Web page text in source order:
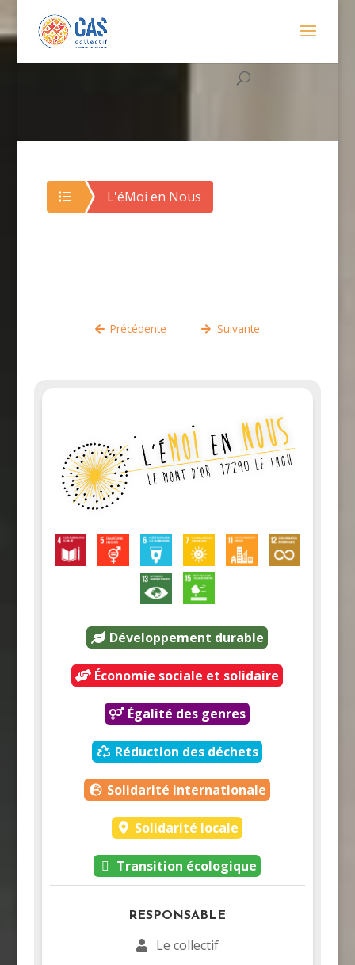
L'éMoi en Nous
Précédente Suivante
Développement durable
Économie sociale et solidaire
Égalité des genres
Réduction des déchets
Solidarité internationale
Solidarité locale
Transition écologique
RESPONSABLE
Le collectif